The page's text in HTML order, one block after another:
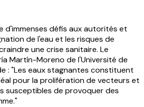
d'immenses défis aux autorités et
de l'eau et les risques de
une crise sanitaire. Le
Martín-Moreno de l'Université de
: "Les eaux stagnantes constituent
pour la prolifération de vecteurs et
susceptibles de provoquer des